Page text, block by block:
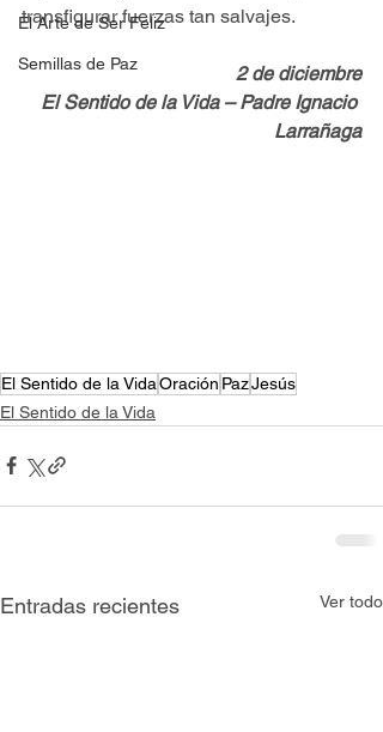
El Arte de Ser Feliz
Semillas de Paz
transfigurar fuerzas tan salvajes.
2 de diciembre
El Sentido de la Vida – Padre Ignacio
Larrañaga
El Sentido de la VidaOración PazJesús
El Sentido de la Vida
Entradas recientes Ver todo